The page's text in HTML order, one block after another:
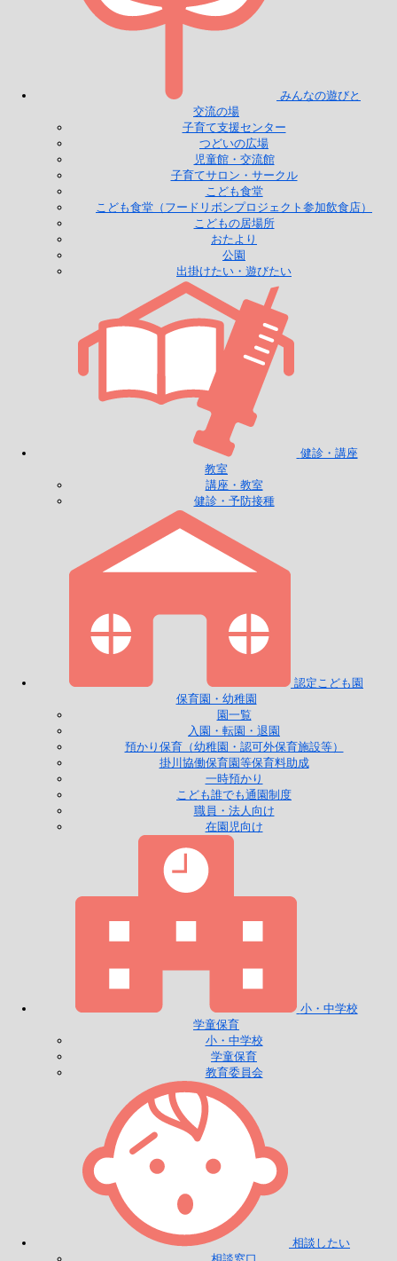
みんなの遊びと
交流の場
子育て支援センター
つどいの広場
児童館・交流館
子育てサロン・サークル
こども食堂
こども食堂（フードリボンプロジェクト参加飲食店）
こどもの居場所
おたより
公園
出掛けたい・遊びたい
健診・講座
教室
講座・教室
健診・予防接種
認定こども園
保育園・幼稚園
園一覧
入園・転園・退園
預かり保育（幼稚園・認可外保育施設等）
掛川協働保育園等保育料助成
一時預かり
こども誰でも通園制度
職員・法人向け
在園児向け
小・中学校
学童保育
小・中学校
学童保育
教育委員会
相談したい